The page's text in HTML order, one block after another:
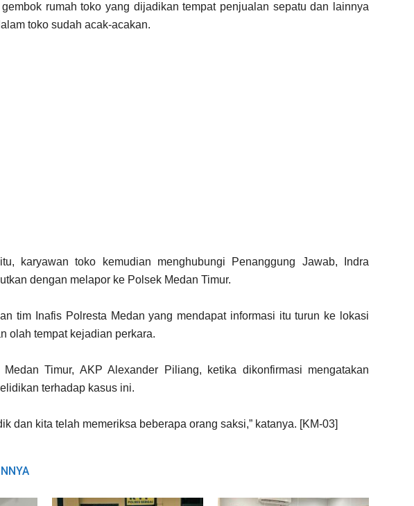
rumah toko yang dijadikan tempat penjualan sepatu dan lainnya
toko sudah acak-acakan.
karyawan toko kemudian menghubungi Penanggung Jawab, Indra
dengan melapor ke Polsek Medan Timur.
tim Inafis Polresta Medan yang mendapat informasi itu turun ke lokasi
olah tempat kejadian perkara.
Timur, AKP Alexander Piliang, ketika dikonfirmasi mengatakan
terhadap kasus ini.
dan kita telah memeriksa beberapa orang saksi,” katanya. [KM-03]